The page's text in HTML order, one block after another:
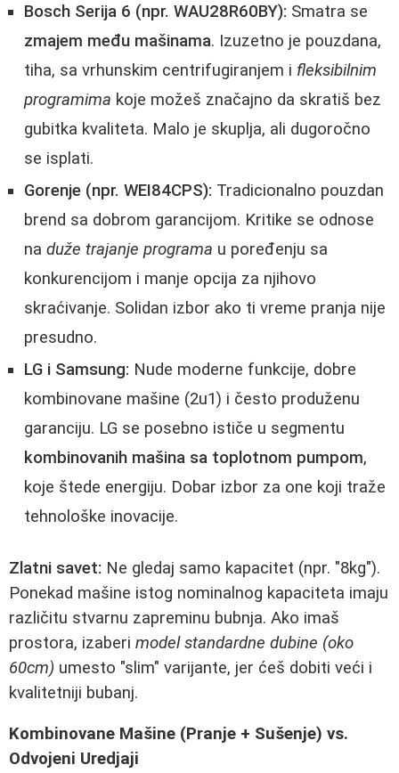
Bosch Serija 6 (npr. WAU28R60BY): Smatra se
zmajem među mašinama. Izuzetno je pouzdana,
tiha, sa vrhunskim centrifugiranjem i fleksibilnim
programima koje možeš značajno da skratiš bez
gubitka kvaliteta. Malo je skuplja, ali dugoročno
se isplati.
Gorenje (npr. WEI84CPS): Tradicionalno pouzdan
brend sa dobrom garancijom. Kritike se odnose
na duže trajanje programa u poređenju sa
konkurencijom i manje opcija za njihovo
skraćivanje. Solidan izbor ako ti vreme pranja nije
presudno.
LG i Samsung: Nude moderne funkcije, dobre
kombinovane mašine (2u1) i često produženu
garanciju. LG se posebno ističe u segmentu
kombinovanih mašina sa toplotnom pumpom,
koje štede energiju. Dobar izbor za one koji traže
tehnološke inovacije.
Zlatni savet: Ne gledaj samo kapacitet (npr. "8kg").
Ponekad mašine istog nominalnog kapaciteta imaju
različitu stvarnu zapreminu bubnja. Ako imaš
prostora, izaberi model standardne dubine (oko
60cm) umesto "slim" varijante, jer ćeš dobiti veći i
kvalitetniji bubanj.
Kombinovane Mašine (Pranje + Sušenje) vs.
Odvojeni Uredjaji